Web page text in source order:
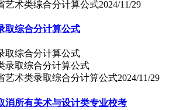
艺术类综合分计算公式2024/11/29
取综合分计算公式
取综合分计算公式
艺术类录取综合分计算公式2024/11/29
消所有美术与设计类专业校考